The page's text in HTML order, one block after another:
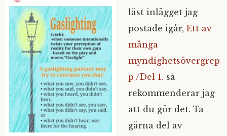
läst inlägget jag
postade igår, Ett av
många
myndighetsövergrep
p /Del 1. så
rekommenderar jag
att du gör det. Ta
gärna del av